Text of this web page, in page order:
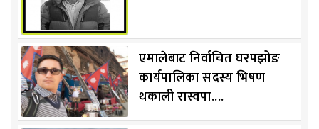
एमालेबाट निर्वाचित घरपझोङ
कार्यपालिका सदस्य भिषण
थकाली रास्वपा....